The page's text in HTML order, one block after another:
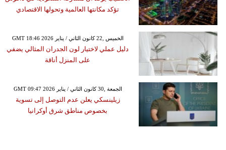
تؤكد مكانتها العالمية وتحولها الاقتصادي
GMT 18:46 2026 الخميس ,22 كانون الثاني / يناير
دليل عملي لاختيار لون الجدران المثالي يضفي
على المنزل أناقة
GMT 09:47 2026 الجمعة ,30 كانون الثاني / يناير
زيلينسكي يعلن عدم التوصل إلى تسوية
بخصوص مناطق شرق أوكرانيا